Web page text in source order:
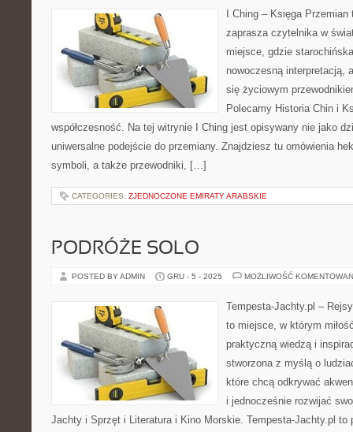
I Ching – Księga
zaprasza czytelnika w
miejsce, gdzie
nowoczesną interpretacją,
się życiowym
Polecamy Historia Chin i
współczesność. Na tej witrynie I Ching jest opisywany nie jako
uniwersalne podejście do przemiany. Znajdziesz tu omówienia
symboli, a także przewodniki, […]
CATEGORIES: ZJEDNOCZONE EMIRATY ARABSKIE
PODRÓŻE SOLO
POSTED BY ADMIN GRU - 5 - 2025 MOŻLIWOŚĆ
Tempesta-Jachty.pl –
to miejsce, w którym
praktyczną wiedzą i
stworzona z myślą o
które chcą odkrywać
i jednocześnie rozwijać
Jachty i Sprzęt i Literatura i Kino Morskie. Tempesta-Jachty.pl